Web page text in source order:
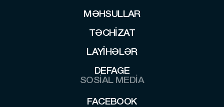
MƏHSULLAR
TƏCHIZAT
LAYİHƏLƏR
DEFAGE
DEFAGE
SOSİAL MEDİA
FACEBOOK